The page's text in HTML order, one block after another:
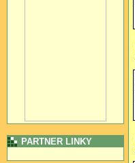
PARTNER LINKY